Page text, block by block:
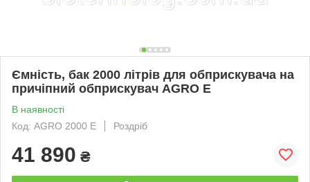
Ємність, бак 2000 літрів для обприскувача на
причіпний обприскувач AGRO E
В наявності
Код: AGRO 2000 E
Роздріб
41 890 ₴